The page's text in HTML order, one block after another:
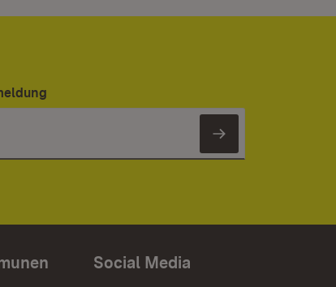
Newsletter
Social Media